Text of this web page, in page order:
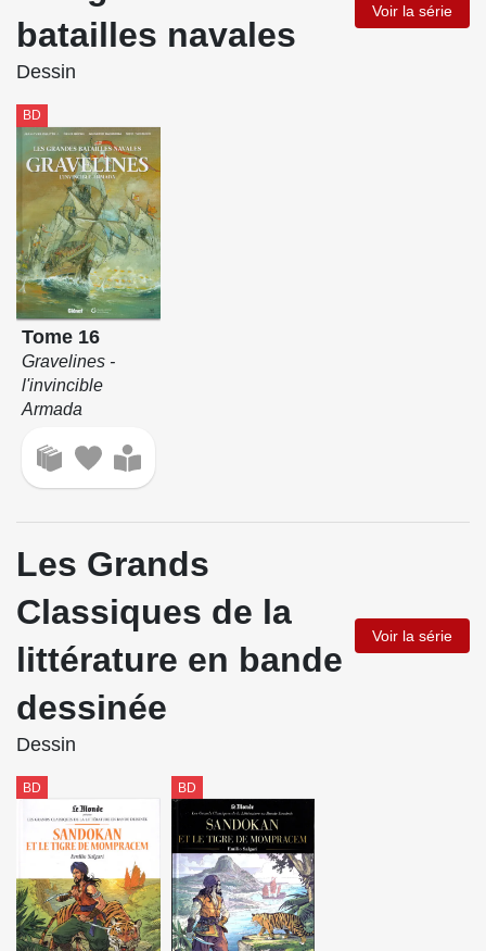
batailles navales
Voir la série
Dessin
BD
Tome 16
Gravelines -
l'invincible
Armada
Les Grands
Classiques de la
littérature en bande
dessinée
Voir la série
Dessin
BD BD